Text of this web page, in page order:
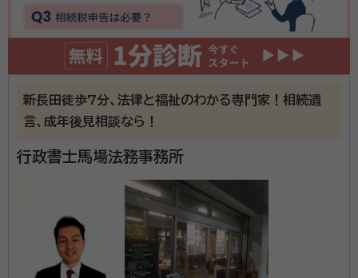
整え、今まで経験したことがほとんどない手続きを無事
完了させるには、かなりの労力と時間を必要とします。
新長田徒歩7分、法律と福祉のわかる専門家！相続遺
言、成年後見相談なら！
行政書士馬場法務事務所